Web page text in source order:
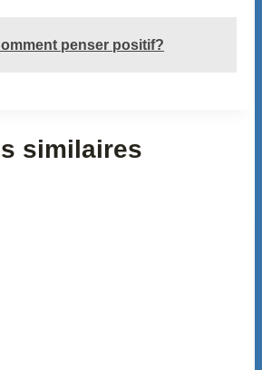
penser positif?
similaires